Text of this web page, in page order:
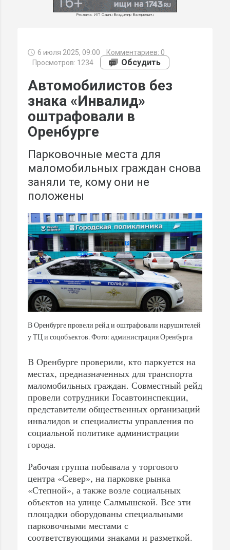
Реклама. ИП Савин Владимир Валерьевич
6 июля 2025, 09:00 Комментариев: 0
Просмотров: 1234
Обсудить
Автомобилистов без
знака «Инвалид»
оштрафовали в
Оренбурге
Парковочные места для
маломобильных граждан снова
заняли те, кому они не
положены
В Оренбурге провели рейд и оштрафовали нарушителей
у ТЦ и соцобъектов. Фото: администрация Оренбурга
В Оренбурге проверили, кто паркуется на
местах, предназначенных для транспорта
маломобильных граждан. Совместный рейд
провели сотрудники Госавтоинспекции,
представители общественных организаций
инвалидов и специалисты управления по
социальной политике администрации
города.
Рабочая группа побывала у торгового
центра «Север», на парковке рынка
«Степной», а также возле социальных
объектов на улице Салмышской. Все эти
площадки оборудованы специальными
парковочными местами с
соответствующими знаками и разметкой.